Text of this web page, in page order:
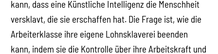
kann, dass eine Künstliche Intelligenz die Menschheit
versklavt, die sie erschaffen hat. Die Frage ist, wie die
Arbeiterklasse ihre eigene Lohnsklaverei beenden
kann, indem sie die Kontrolle über ihre Arbeitskraft und